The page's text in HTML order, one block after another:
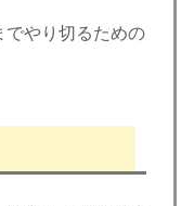
でやり切るための